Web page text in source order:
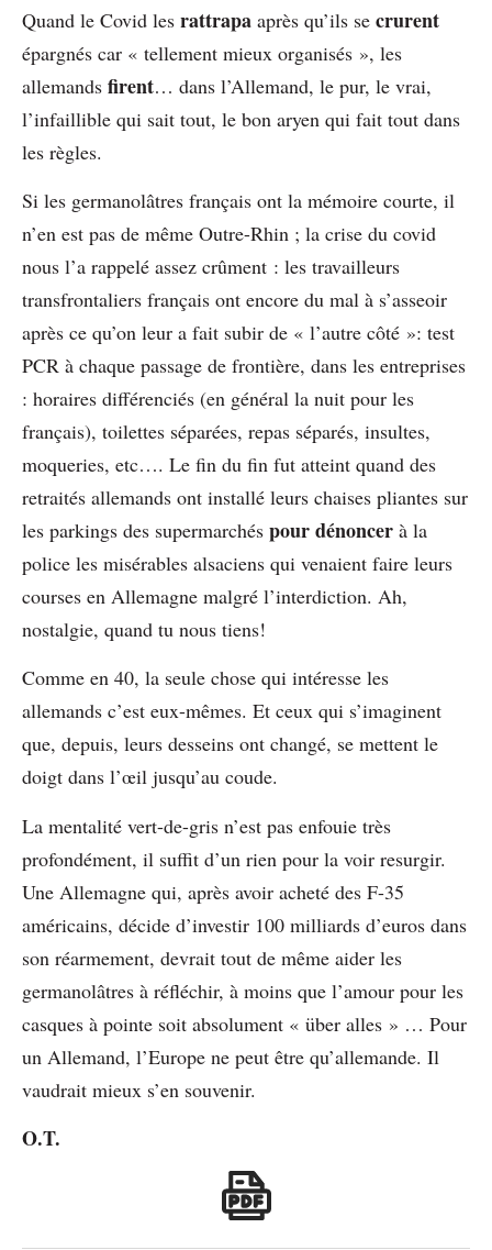
Quand le Covid les rattrapa après qu’ils se crurent
épargnés car « tellement mieux organisés », les
allemands firent… dans l’Allemand, le pur, le vrai,
l’infaillible qui sait tout, le bon aryen qui fait tout dans
les règles.
Si les germanolâtres français ont la mémoire courte, il
n’en est pas de même Outre-Rhin ; la crise du covid
nous l’a rappelé assez crûment : les travailleurs
transfrontaliers français ont encore du mal à s’asseoir
après ce qu’on leur a fait subir de « l’autre côté »: test
PCR à chaque passage de frontière, dans les entreprises
: horaires différenciés (en général la nuit pour les
français), toilettes séparées, repas séparés, insultes,
moqueries, etc…. Le fin du fin fut atteint quand des
retraités allemands ont installé leurs chaises pliantes sur
les parkings des supermarchés pour dénoncer à la
police les misérables alsaciens qui venaient faire leurs
courses en Allemagne malgré l’interdiction. Ah,
nostalgie, quand tu nous tiens!
Comme en 40, la seule chose qui intéresse les
allemands c’est eux-mêmes. Et ceux qui s’imaginent
que, depuis, leurs desseins ont changé, se mettent le
doigt dans l’œil jusqu’au coude.
La mentalité vert-de-gris n’est pas enfouie très
profondément, il suffit d’un rien pour la voir resurgir.
Une Allemagne qui, après avoir acheté des F-35
américains, décide d’investir 100 milliards d’euros dans
son réarmement, devrait tout de même aider les
germanolâtres à réfléchir, à moins que l’amour pour les
casques à pointe soit absolument « über alles » … Pour
un Allemand, l’Europe ne peut être qu’allemande. Il
vaudrait mieux s’en souvenir.
O.T.